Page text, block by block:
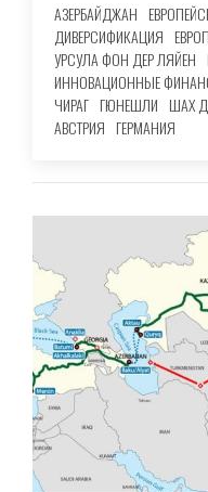
АЗЕРБАЙДЖАН
ДИВЕРСИФИКАЦИЯ
УРСУЛА ФОН ДЕР ЛЯЙЕН
ИННОВАЦИОННЫЕ
ЧИРАГ ГЮНЕШЛИ ШАХ
АВСТРИЯ ГЕРМАНИЯ